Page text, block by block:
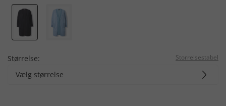
Størrelse: Storrelsestabel
Vælg størrelse